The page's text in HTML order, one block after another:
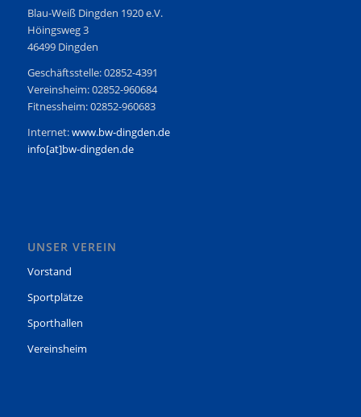
Blau-Weiß Dingden 1920 e.V.
Höingsweg 3
46499 Dingden
Geschäftsstelle: 02852-4391
Vereinsheim: 02852-960684
Fitnessheim: 02852-960683
Internet:www.bw-dingden.de
info[at]bw-dingden.de
UNSER VEREIN
Vorstand
Sportplätze
Sporthallen
Vereinsheim